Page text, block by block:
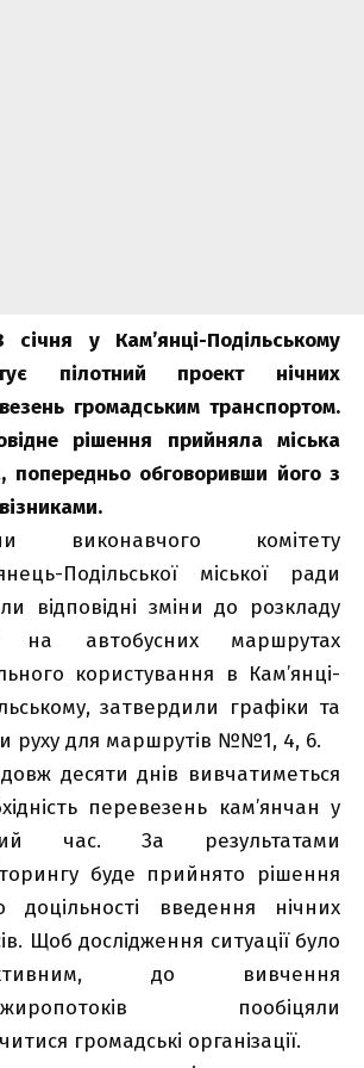
у Кам’янці-Подільському
пілотний проект нічних
громадським транспортом.
рішення прийняла міська
попередньо обговоривши його з
виконавчого комітету
Подільської міської ради
відповідні зміни до розкладу
на автобусних маршрутах
користування в Кам’янці-
затвердили графіки та
руху для маршрутів №№1, 4, 6.
десяти днів вивчатиметься
перевезень кам’янчан у
час. За результатами
буде прийнято рішення
доцільності введення нічних
Щоб дослідження ситуації було
до вивчення
пообіцяли
громадські організації.